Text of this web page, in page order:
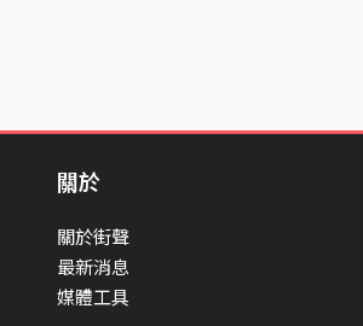
關於
關於街聲
最新消息
媒體工具